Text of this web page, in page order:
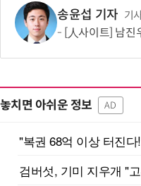
송윤섭 기자 기
[人사이트] 남진우 한양대 교수
놓치면 아쉬운 정보 AD